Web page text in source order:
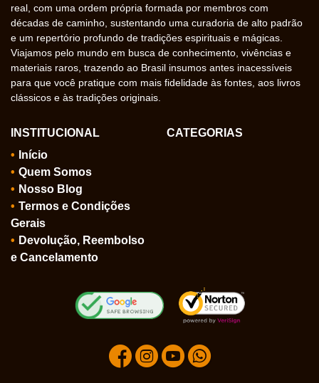
real, com uma ordem própria formada por membros com
décadas de caminho, sustentando uma curadoria de alto padrão
e um repertório profundo de tradições espirituais e mágicas.
Viajamos pelo mundo em busca de conhecimento, vivências e
materiais raros, trazendo ao Brasil insumos antes inacessíveis
para que você pratique com mais fidelidade às fontes, aos livros
clássicos e às tradições originais.
INSTITUCIONAL
Início
Quem Somos
Nosso Blog
Termos e Condições
Gerais
Devolução, Reembolso
e Cancelamento
CATEGORIAS